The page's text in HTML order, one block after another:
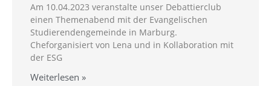
Am 10.04.2023 veranstalte unser Debattierclub
einen Themenabend mit der Evangelischen
Studierendengemeinde in Marburg.
Cheforganisiert von Lena und in Kollaboration mit
der ESG
Weiterlesen »